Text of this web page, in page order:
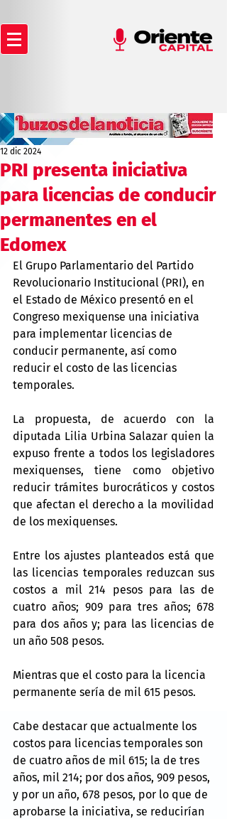
PRI presenta iniciativa
para licencias de conducir
permanentes en el
Edomex
12 dic 2024
El Grupo Parlamentario del Partido
Revolucionario Institucional (PRI), en
el Estado de México presentó en el
Congreso mexiquense una iniciativa
para implementar licencias de
conducir permanente, así como
reducir el costo de las licencias
temporales.
La propuesta, de acuerdo con la
diputada Lilia Urbina Salazar quien la
expuso frente a todos los legisladores
mexiquenses, tiene como objetivo
reducir trámites burocráticos y costos
que afectan el derecho a la movilidad
de los mexiquenses.
Entre los ajustes planteados está que
las licencias temporales reduzcan sus
costos a mil 214 pesos para las de
cuatro años; 909 para tres años; 678
para dos años y; para las licencias de
un año 508 pesos.
Mientras que el costo para la licencia
permanente sería de mil 615 pesos.
Cabe destacar que actualmente los
costos para licencias temporales son
de cuatro años de mil 615; la de tres
años, mil 214; por dos años, 909 pesos,
y por un año, 678 pesos, por lo que de
aprobarse la iniciativa, se reducirían